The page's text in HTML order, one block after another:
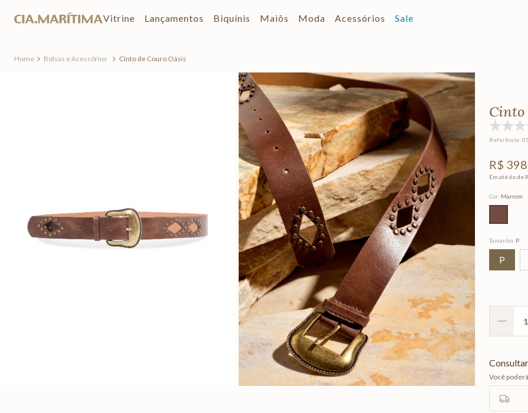
Vitrine Lançamentos Biquínis Maiôs Moda Acessórios Sale
Bolsas e Acessórios Cinto de Couro Oásis
Cinto
Referência:
R$ 398
Em até6x de
Cor: Marrom
Tamanho: P
P